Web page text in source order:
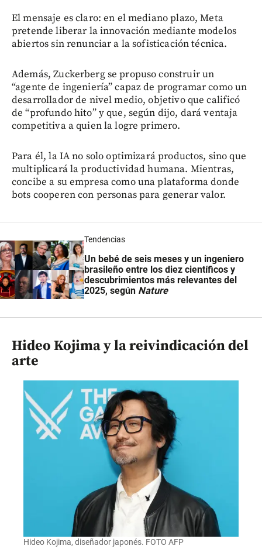
El mensaje es claro: en el mediano plazo, Meta
pretende liberar la innovación mediante modelos
abiertos sin renunciar a la sofisticación técnica.
Además, Zuckerberg se propuso construir un
“agente de ingeniería” capaz de programar como un
desarrollador de nivel medio, objetivo que calificó
de “profundo hito” y que, según dijo, dará ventaja
competitiva a quien la logre primero.
Para él, la IA no solo optimizará productos, sino que
multiplicará la productividad humana. Mientras,
concibe a su empresa como una plataforma donde
bots cooperen con personas para generar valor.
Tendencias
Un bebé de seis meses y un ingeniero
brasileño entre los diez científicos y
descubrimientos más relevantes del
2025, según Nature
Hideo Kojima y la reivindicación del
arte
Hideo Kojima, diseñador japonés. FOTO AFP